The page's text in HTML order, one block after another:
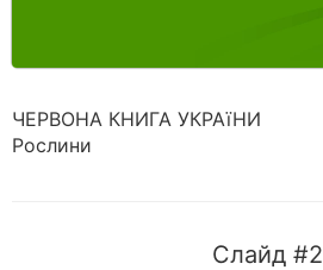
ЧЕРВОНА КНИГА УКРАїНИ
Рослини
Слайд #2